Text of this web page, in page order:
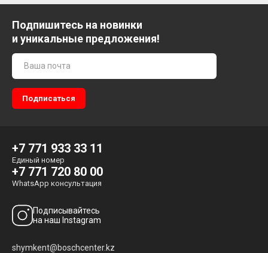
Подпишитесь на новинки
и уникальные предложения!
+7 771 933 33 11
Единый номер
+7 771 720 80 00
WhatsApp консультация
Подписывайтесь
на наш Instagram
shymkent@boschcenter.kz